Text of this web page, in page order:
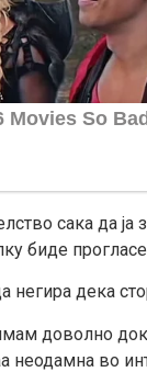
сака да ја
биде
негира дека
доволно
неодамна во